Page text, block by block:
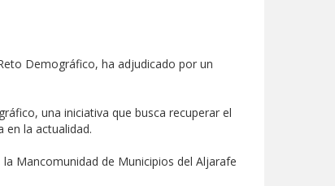
Demográfico, ha adjudicado por un
una iniciativa que busca recuperar el
en la actualidad.
Mancomunidad de Municipios del Aljarafe